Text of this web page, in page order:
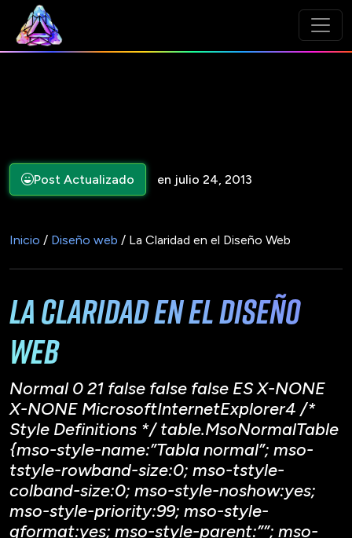
Post Actualizado en julio 24, 2013
Inicio / Diseño web / La Claridad en el Diseño Web
La Claridad en el Diseño
Web
Normal 0 21 false false false ES X-NONE
X-NONE MicrosoftInternetExplorer4 /*
Style Definitions */ table.MsoNormalTable
{mso-style-name:”Tabla normal”; mso-
tstyle-rowband-size:0; mso-tstyle-
colband-size:0; mso-style-noshow:yes;
mso-style-priority:99; mso-style-
qformat:yes; mso-style-parent:””; mso-